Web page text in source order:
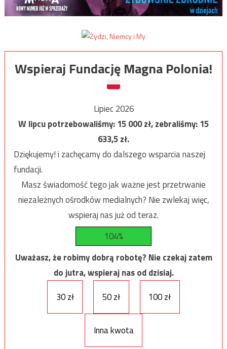
Wspieraj Fundację Magna Polonia!
Lipiec 2026
W lipcu potrzebowaliśmy:15 000zł, zebraliśmy:15
633,5zł.
Dziękujemy! i zachęcamy do dalszego wsparcia naszej
fundacji.
Masz świadomość tego jak ważne jest przetrwanie
niezależnych ośrodków medialnych? Nie zwlekaj więc,
wspieraj nas już od teraz.
104%
Uważasz, że robimy dobrą robotę? Nie czekaj zatem
do jutra, wspieraj nas od dzisiaj.
30 zł
50 zł 100 zł
Inna kwota